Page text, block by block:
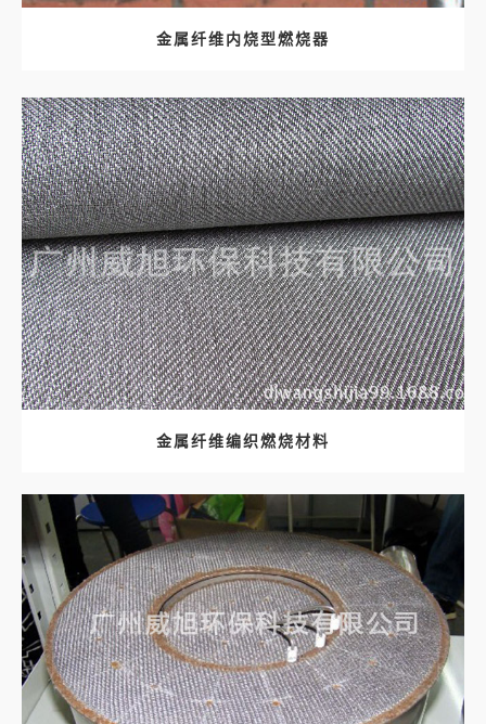
金属纤维内烧型燃烧器
金属纤维编织燃烧材料